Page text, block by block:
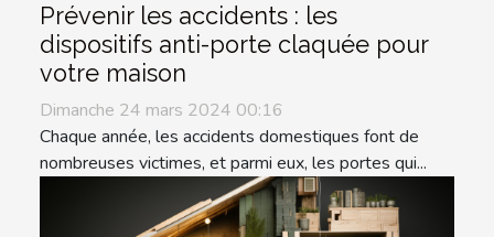
Prévenir les accidents : les
dispositifs anti-porte claquée pour
votre maison
Dimanche 24 mars 2024 00:16
Chaque année, les accidents domestiques font de
nombreuses victimes, et parmi eux, les portes qui...